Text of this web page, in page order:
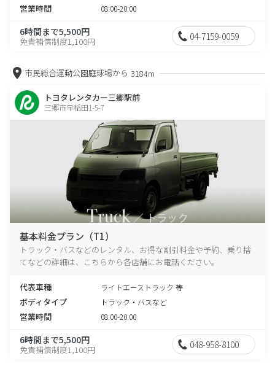
営業時間 08:00-20:00
6時間まで5,500円
免責補償制度1,100円 04-7159-0059
市民総合運動公園庭球場から 3184m
トヨタレンタカー三郷駅前
三郷市早稲田1-5-7
基本料金プラン（T1）
トラック・バスなどのレンタル、お得な割引料金や予約、乗り捨
てなどの詳細は、こちらから各店舗にお電話ください。
代表車種 ライトエーストラック 等
ボディタイプ トラック・バスなど
営業時間 08:00-20:00
6時間まで5,500円
免責補償制度1,100円 048-958-8100